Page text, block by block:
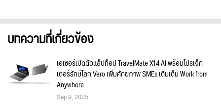
บทความที่เกี่ยวข้อง
เอเซอร์เปิดตัวแล็ปท็อป TravelMate X14 AI พร้อมโปรเจ็ก
เตอร์รักษ์โลก Vero เพิ่มศักยภาพ SMEs เติมเต็ม Work from
Anywhere
Sep 9, 2025